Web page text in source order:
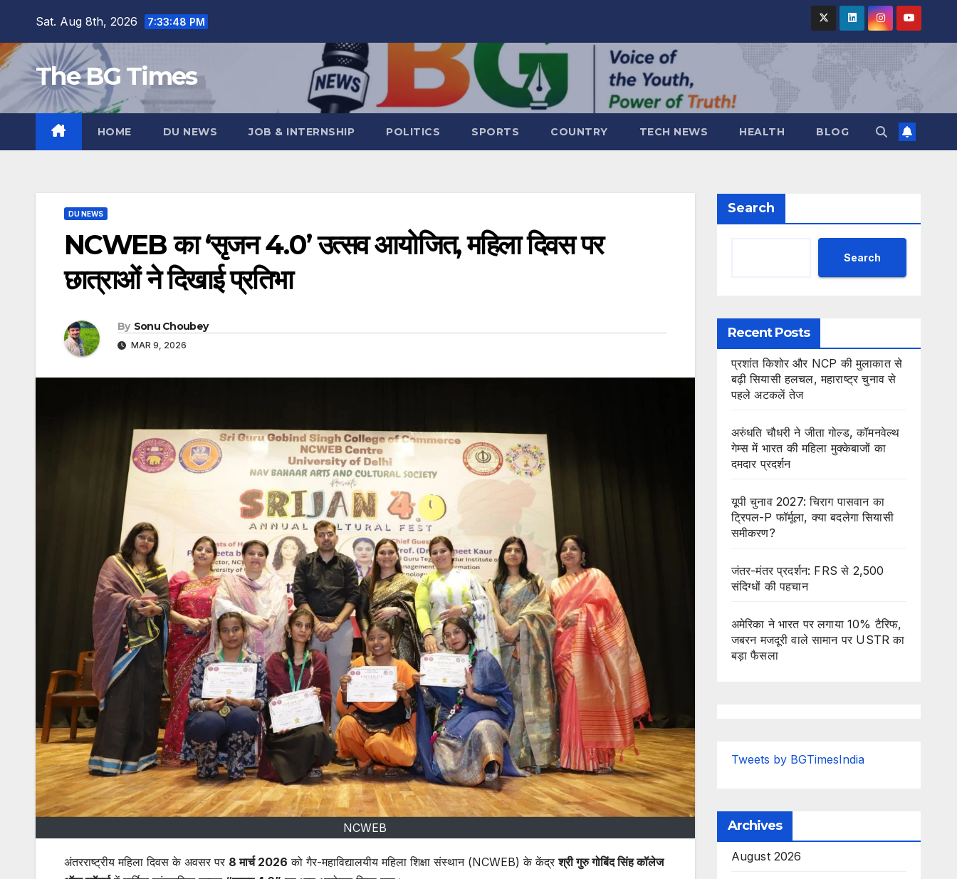
content
Sat. Aug 8th, 2026 7:33:49 PM
The BG Times
HOME DU NEWS JOB & INTERNSHIP POLITICS SPORTS COUNTRY TECH NEWS HEALTH BLOG
DU NEWS
NCWEB का ‘सृजन 4.0’ उत्सव आयोजित, महिला दिवस पर
छात्राओं ने दिखाई प्रतिभा
By Sonu Choubey
MAR 9, 2026
NCWEB
अंतरराष्ट्रीय महिला दिवस के अवसर पर 8 मार्च 2026 को गैर-महाविद्यालयीय महिला शिक्षा संस्थान (NCWEB) के केंद्रश्री गुरु गोबिंद सिंह कॉलेज
Search
Search
Recent Posts
प्रशांत किशोर और NCP की मुलाकात से
बढ़ी सियासी हलचल, महाराष्ट्र चुनाव से
पहले अटकलें तेज
अरुंधति चौधरी ने जीता गोल्ड, कॉमनवेल्थ
गेम्स में भारत की महिला मुक्केबाजों का
दमदार प्रदर्शन
यूपी चुनाव 2027: चिराग पासवान का
ट्रिपल-P फॉर्मूला, क्या बदलेगा सियासी
समीकरण?
जंतर-मंतर प्रदर्शन: FRS से 2,500
संदिग्धों की पहचान
अमेरिका ने भारत पर लगाया 10% टैरिफ,
जबरन मजदूरी वाले सामान पर USTR का
बड़ा फैसला
Tweets by BGTimesIndia
Archives
August 2026